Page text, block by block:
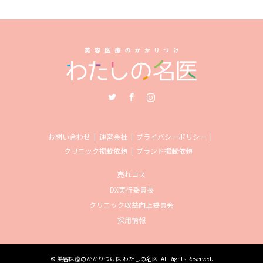
お問い合わせ 運営会社
プライバシーポリシー
クリニック掲載依頼
ブランド掲載依頼
売れコス
DX実行委員長
クリニック収益向上委員会
採用情報
© 美容医療のかかりつけ医 わたしの名医. All Rights Reserved.